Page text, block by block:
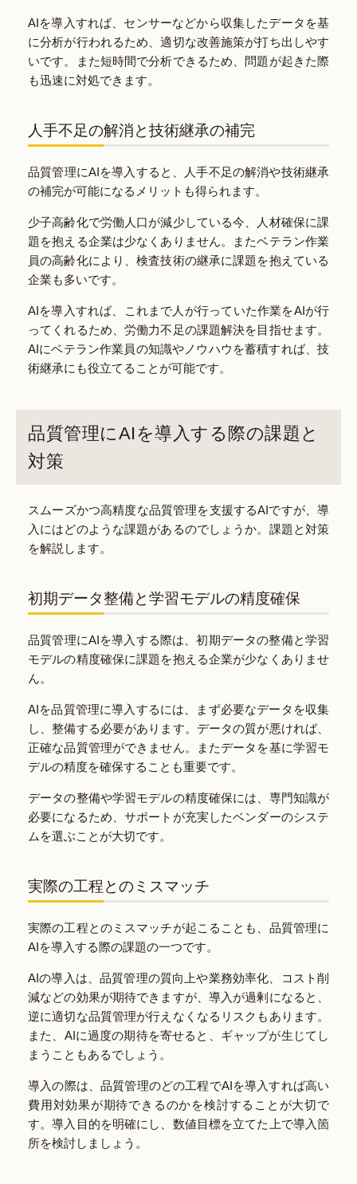
AIを導入すれば、センサーなどから収集したデータを基
に分析が行われるため、適切な改善施策が打ち出しやす
いです。また短時間で分析できるため、問題が起きた際
も迅速に対処できます。
人手不足の解消と技術継承の補完
品質管理にAIを導入すると、人手不足の解消や技術継承
の補完が可能になるメリットも得られます。
少子高齢化で労働人口が減少している今、人材確保に課
題を抱える企業は少なくありません。またベテラン作業
員の高齢化により、検査技術の継承に課題を抱えている
企業も多いです。
AIを導入すれば、これまで人が行っていた作業をAIが行
ってくれるため、労働力不足の課題解決を目指せます。
AIにベテラン作業員の知識やノウハウを蓄積すれば、技
術継承にも役立てることが可能です。
品質管理にAIを導入する際の課題と
対策
スムーズかつ高精度な品質管理を支援するAIですが、導
入にはどのような課題があるのでしょうか。課題と対策
を解説します。
初期データ整備と学習モデルの精度確保
品質管理にAIを導入する際は、初期データの整備と学習
モデルの精度確保に課題を抱える企業が少なくありませ
ん。
AIを品質管理に導入するには、まず必要なデータを収集
し、整備する必要があります。データの質が悪ければ、
正確な品質管理ができません。またデータを基に学習モ
デルの精度を確保することも重要です。
データの整備や学習モデルの精度確保には、専門知識が
必要になるため、サポートが充実したベンダーのシステ
ムを選ぶことが大切です。
実際の工程とのミスマッチ
実際の工程とのミスマッチが起こることも、品質管理に
AIを導入する際の課題の一つです。
AIの導入は、品質管理の質向上や業務効率化、コスト削
減などの効果が期待できますが、導入が過剰になると、
逆に適切な品質管理が行えなくなるリスクもあります。
また、AIに過度の期待を寄せると、ギャップが生じてし
まうこともあるでしょう。
導入の際は、品質管理のどの工程でAIを導入すれば高い
費用対効果が期待できるのかを検討することが大切で
す。導入目的を明確にし、数値目標を立てた上で導入箇
所を検討しましょう。